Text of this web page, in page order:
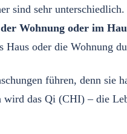
sind sehr
Wohnung oder im
Haus oder die Wohnung
führen, denn
wird das Qi (CHI) – die